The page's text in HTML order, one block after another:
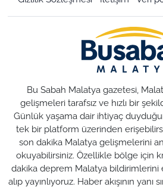
Bu Sabah Malatya gazetesi,
gelişmeleri tarafsız ve hızlı bir
Günlük yaşama dair ihtiyaç
tek bir platform üzerinden
son dakika Malatya gelişmelerini
okuyabilirsiniz. Özellikle bölge için
dakika deprem Malatya bildirimlerini
alıp yayınlıyoruz. Haber akışının yanı